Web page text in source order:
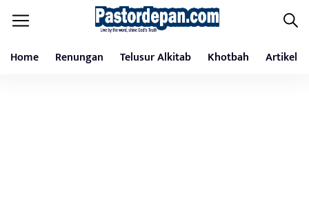
Home Renungan Telusur Alkitab Khotbah Artikel